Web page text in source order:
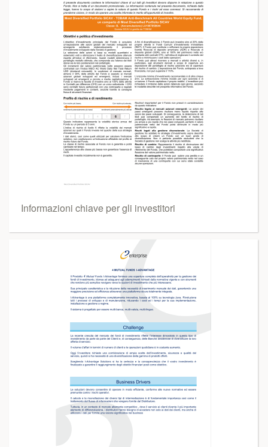
Informazioni chiave per gli investitori